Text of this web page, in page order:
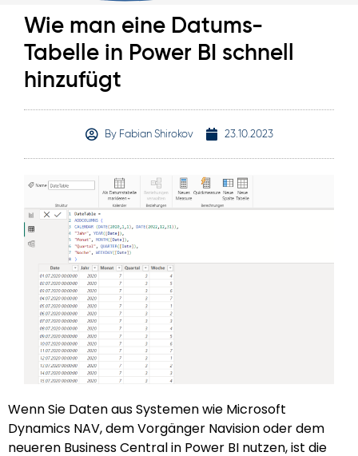
Wie man eine Datums-
Tabelle in Power BI schnell
hinzufügt
ByFabian Shirokov 23.10.2023
Wenn Sie Daten aus Systemen wie Microsoft
Dynamics NAV, dem Vorgänger Navision oder dem
neueren Business Central in Power BI nutzen, ist die